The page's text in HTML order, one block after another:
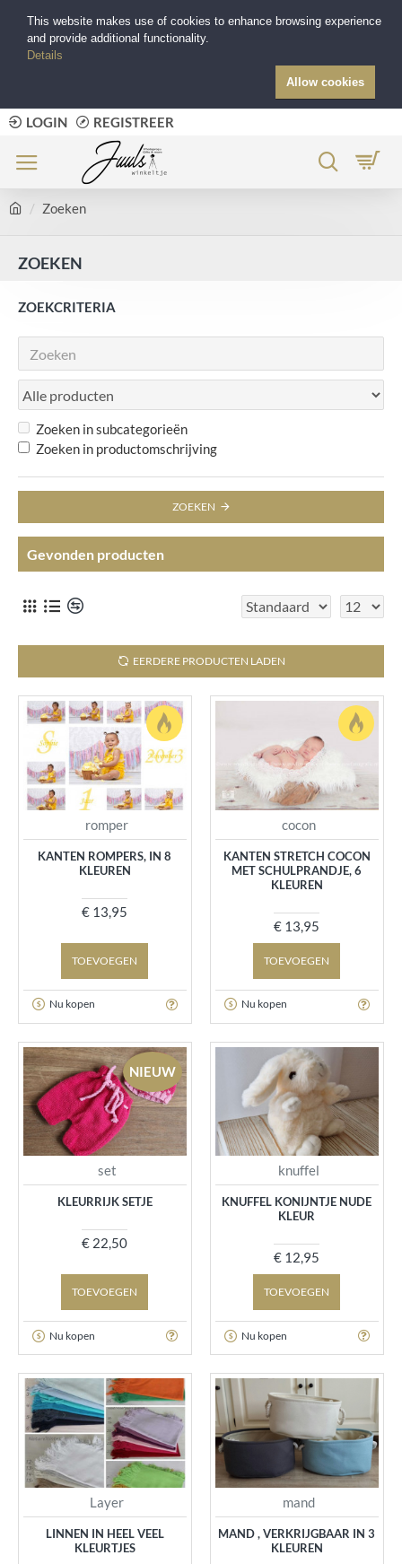
LOGIN REGISTREER
Zoeken
ZOEKEN
ZOEKCRITERIA
Zoeken in subcategorieën
Zoeken in productomschrijving
ZOEKEN
Gevonden producten
EERDERE PRODUCTEN LADEN
romper
KANTEN ROMPERS, IN 8
KLEUREN
€ 13,95
TOEVOEGEN
Nu kopen
cocon
KANTEN STRETCH COCON
MET SCHULPRANDJE, 6
KLEUREN
€ 13,95
TOEVOEGEN
Nu kopen
NIEUW
set
KLEURRIJK SETJE
€ 22,50
TOEVOEGEN
Nu kopen
knuffel
KNUFFEL KONIJNTJE NUDE
KLEUR
€ 12,95
TOEVOEGEN
Nu kopen
Layer
LINNEN IN HEEL VEEL
KLEURTJES
mand
MAND , VERKRIJGBAAR IN 3
KLEUREN
This website makes use of cookies to enhance browsing experience
and provide additional functionality.
Details
Allow cookies